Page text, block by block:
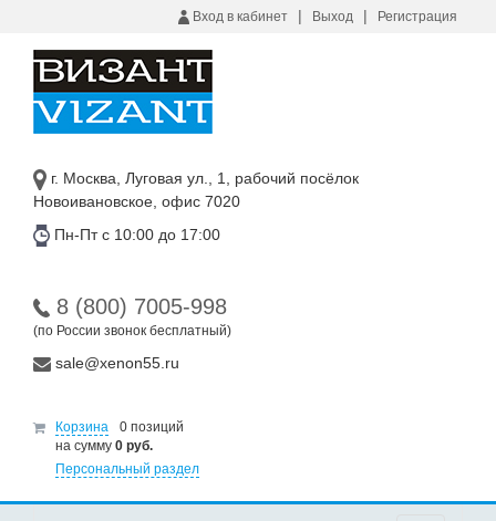
Вход в кабинет | Выход | Регистрация
г. Москва, Луговая ул., 1, рабочий посёлок
Новоивановское, офис 7020
Пн-Пт с 10:00 до 17:00
8 (800) 7005-998
(по России звонок бесплатный)
sale@xenon55.ru
Корзина
0 позиций
на сумму 0 руб.
Персональный раздел